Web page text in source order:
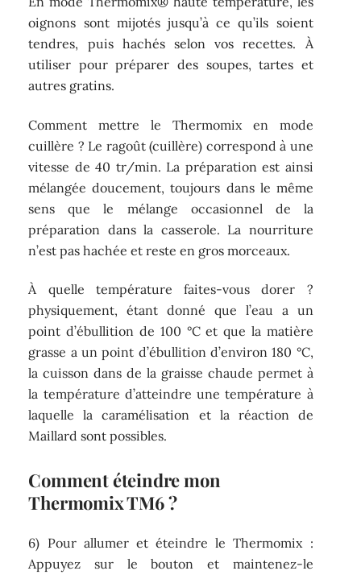
oignons sont mijotés jusqu’à ce qu’ils soient
tendres, puis hachés selon vos recettes. À
utiliser pour préparer des soupes, tartes et
autres gratins.
Comment mettre le Thermomix en mode
cuillère ? Le ragoût (cuillère) correspond à une
vitesse de 40 tr/min. La préparation est ainsi
mélangée doucement, toujours dans le même
sens que le mélange occasionnel de la
préparation dans la casserole. La nourriture
n’est pas hachée et reste en gros morceaux.
À quelle température faites-vous dorer ?
physiquement, étant donné que l’eau a un
point d’ébullition de 100 °C et que la matière
grasse a un point d’ébullition d’environ 180 °C,
la cuisson dans de la graisse chaude permet à
la température d’atteindre une température à
laquelle la caramélisation et la réaction de
Maillard sont possibles.
Comment éteindre mon
Thermomix TM6 ?
6) Pour allumer et éteindre le Thermomix :
Appuyez sur le bouton et maintenez-le